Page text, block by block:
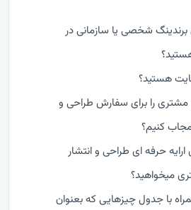
برندینگ شخصی یا سازمانی در
هستید؟
مشتری را برای سفارش طراحی و
کنیم؟
حرفه ای طراحی و انتشار
میخواهید؟
با جدول چیزهایی که بعنوان